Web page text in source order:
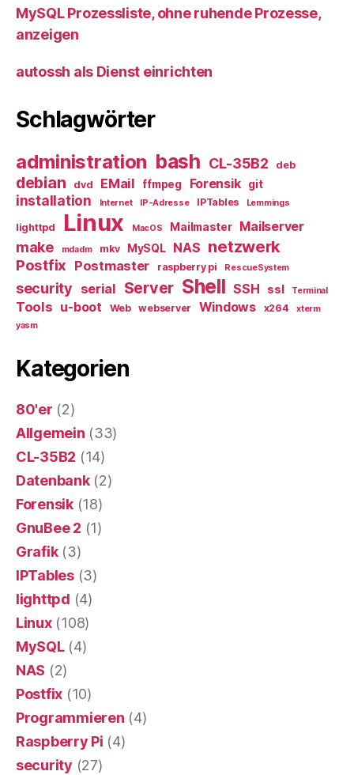
MySQL Prozessliste, ohne ruhende Prozesse,
anzeigen
autossh als Dienst einrichten
Schlagwörter
administration bash CL-35B2 deb
debian dvd EMail ffmpeg Forensik git
installation Internet IP-Adresse IPTables Lemmings
lighttpd Linux MacOS Mailmaster Mailserver
make mdadm mkv MySQL NAS netzwerk
Postfix Postmaster raspberry pi RescueSystem
security serial Server Shell SSH ssl Terminal
Tools u-boot Web webserver Windows x264
xterm
yasm
Kategorien
80'er (2)
Allgemein (33)
CL-35B2 (14)
Datenbank(2)
Forensik(18)
GnuBee 2 (1)
Grafik(3)
IPTables(3)
lighttpd (4)
Linux(108)
MySQL(4)
NAS (2)
Postfix (10)
Programmieren (4)
Raspberry Pi (4)
security (27)